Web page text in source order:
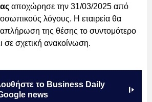
αποχώρησε την 31/03/2025 από
λόγους. Η εταιρεία θα
της θέσης το συντομότερο
σε σχετική ανακοίνωση.
το Business Daily
news